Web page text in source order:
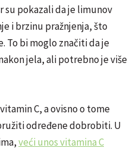
pokazali da je limunov
i brzinu pražnjenja, što
To bi moglo značiti da je
jela, ali potrebno je više
C, a ovisno o tome
određene dobrobiti. U
veći unos vitamina C